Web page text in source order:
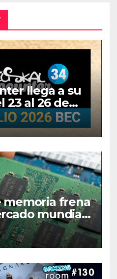
llega a su
23 al 26 de
memoria frena
mundial